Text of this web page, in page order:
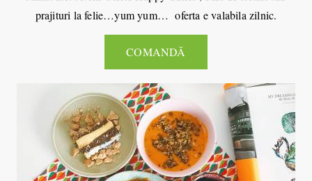
prajituri la felie…yum yum… oferta e valabila zilnic.
COMANDĂ